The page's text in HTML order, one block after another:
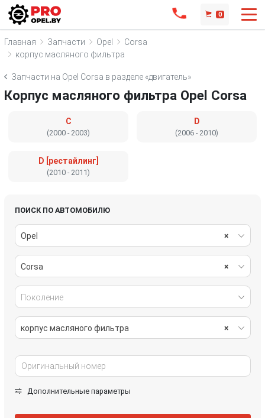
0
Главная Запчасти Opel
Corsa
корпус масляного фильтра
Запчасти на Opel Corsa в разделе «двигатель»
Корпус масляного фильтра Opel Corsa
C
(2000 - 2003)
D
(2006 - 2010)
D [рестайлинг]
(2010 - 2011)
ПОИСК ПО АВТОМОБИЛЮ
×
Opel
×
Corsa
Поколение
×
корпус масляного фильтра
Дополнительные параметры